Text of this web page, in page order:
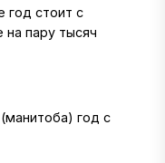
год стоит с
на пару тысяч
год с